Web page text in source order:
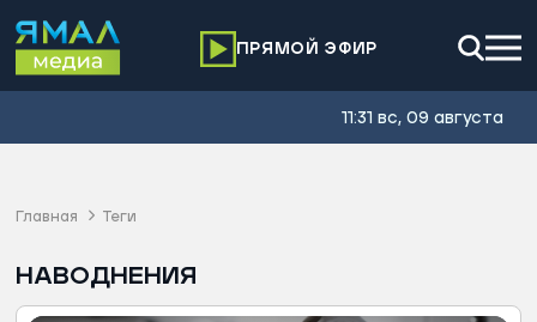
ПРЯМОЙ ЭФИР
11:31 вс, 09 августа
Главная Теги
НАВОДНЕНИЯ